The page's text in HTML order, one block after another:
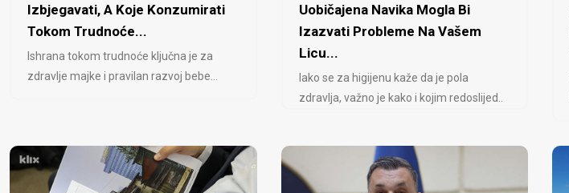
Izbjegavati, A Koje Konzumirati
Tokom Trudnoće...
Ishrana tokom trudnoće ključna je za
zdravlje majke i pravilan razvoj bebe...
Uobičajena Navika Mogla Bi
Izazvati Probleme Na Vašem
Licu...
Iako se za higijenu kaže da je pola
zdravlja, važno je kako i kojim redoslijed..